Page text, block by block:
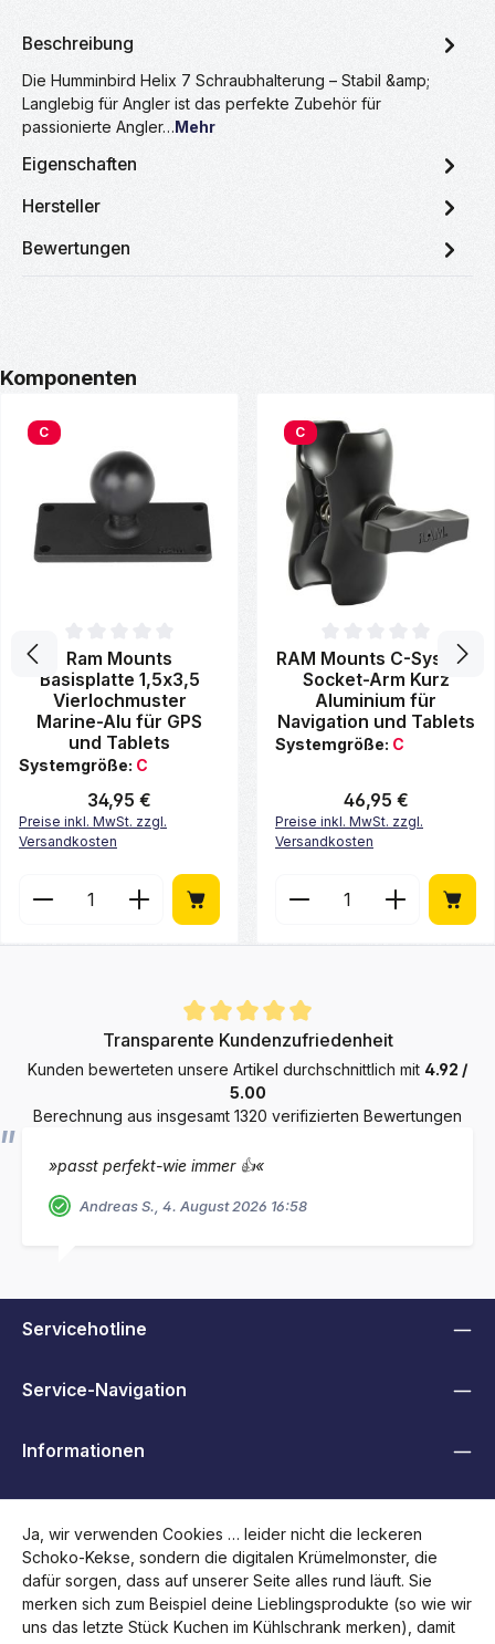
Beschreibung
Die Humminbird Helix 7 Schraubhalterung – Stabil &amp;
Langlebig für Angler ist das perfekte Zubehör für
passionierte Angler…Mehr
Eigenschaften
Hersteller
Bewertungen
Produktgalerie überspringen
Komponenten
C
Durchschnittliche Bewertung von 0 von 5 Sternen
Ram Mounts
Basisplatte 1,5x3,5
Vierlochmuster
Marine-Alu für GPS
und Tablets
Systemgröße: C
Regulärer Preis:
34,95 €
Preise inkl. MwSt. zzgl.
Versandkosten
Produkt Anzahl: Gib den gewünschten Wert ein
C
Durchschnittliche Bewertung
RAM Mounts C-System
Socket-Arm Kurz
Aluminium für
Navigation und Tablets
Systemgröße: C
Regulärer Preis:
46,95 €
Preise inkl. MwSt. zzgl.
Versandkosten
Produkt Anzahl: Gib
Durchschnittliche Bewertung von 4.9 von 5 Sternen
Transparente Kundenzufriedenheit
Kunden bewerteten unsere Artikel durchschnittlich mit 4.92 /
5.00
Berechnung aus insgesamt 1320 verifizierten Bewertungen
»passt perfekt-wie immer 👍«
Andreas S., 4. August 2026 16:58
Servicehotline
Service-Navigation
Informationen
Folge uns
Ja, wir verwenden Cookies … leider nicht die leckeren
Schoko-Kekse, sondern die digitalen Krümelmonster, die
dafür sorgen, dass auf unserer Seite alles rund läuft. Sie
merken sich zum Beispiel deine Lieblingsprodukte (so wie wir
uns das letzte Stück Kuchen im Kühlschrank merken), damit